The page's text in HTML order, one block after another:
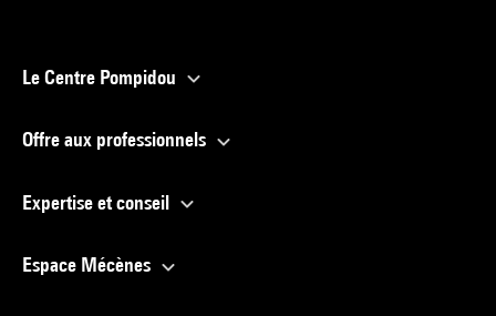
Le Centre Pompidou
Offre aux professionnels
Expertise et conseil
Espace Mécènes